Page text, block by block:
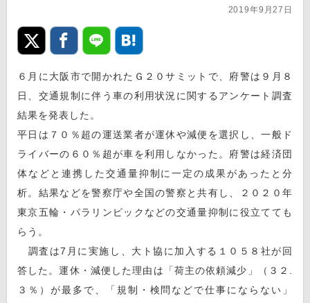
2019年9月27日
６月に大阪市で開かれたＧ２０サミットで、府警は９月８
日、交通規制に伴う車の利用状況に関するアンケート調査
結果を発表した。
平日は７０％超の運送業者が運休や減便を選択し、一般ド
ライバーの６０％超が車を利用しなかった。府警は経済団
体などと連携した交通量抑制に一定の成果があったと分
析。結果などを警察庁や全国の警察と共有し、２０２０年
東京五輪・パラリンピックなどの交通量抑制に役立てても
らう。
調査は7月に実施し、大ト協に加入する１０５８社が回
答した。運休・減便した理由は「荷主の依頼減少」（３２.
３％）が最多で、「規制・検問などで仕事にならない」